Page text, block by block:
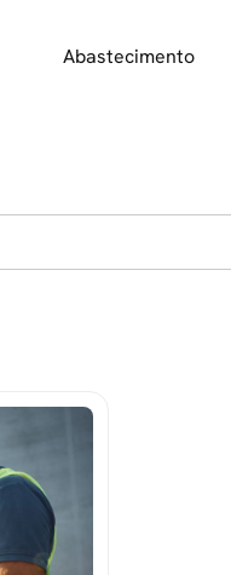
Abastecimento